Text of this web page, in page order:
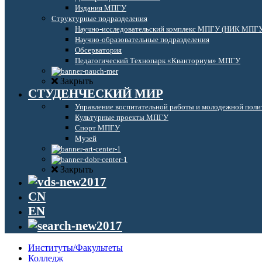
Издания МПГУ
Структурные подразделения
Научно-исследовательский комплекс МПГУ (НИК
Научно-образовательные подразделения
Обсерватория
Педагогический Технопарк «Кванториум» МПГУ
Закрыть
СТУДЕНЧЕСКИЙ МИР
Управление воспитательной работы и молодежной
Культурные проекты МПГУ
Спорт МПГУ
Музей
Закрыть
CN
EN
Институты/Факультеты
Колледж